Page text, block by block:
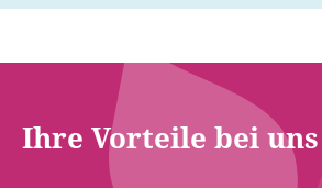
Ihre Vorteile bei uns